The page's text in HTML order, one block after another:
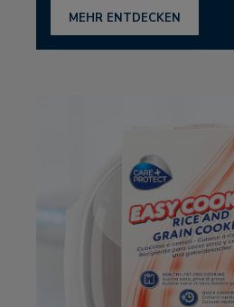
MEHR ENTDECKEN